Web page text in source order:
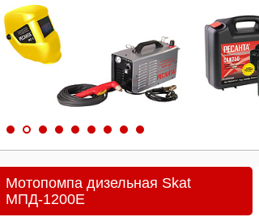
Мотопомпа дизельная Skat
МПД-1200Е